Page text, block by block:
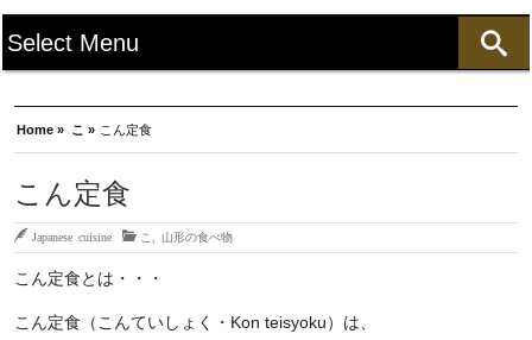
Home » こ » こん定食
こん定食
Japanese cuisine こ 山形の食べ物
こん定食とは・・・
こん定食（こんていしょく・Kon teisyoku）は、